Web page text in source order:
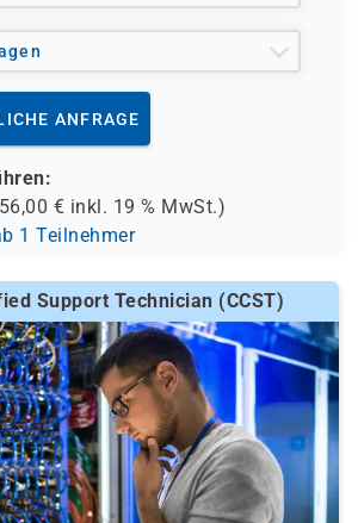
ANFRAGE
€ inkl. 19 % MwSt.)
1 Teilnehmer
Support Technician (CCST)